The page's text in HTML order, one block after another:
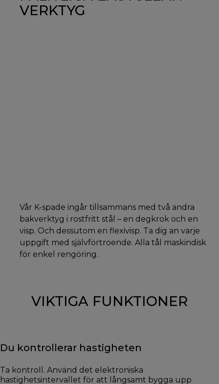
VERKTYG
Vår K-spade ingår tillsammans med två andra
bakverktyg i rostfritt stål – en degkrok och en
visp. Och dessutom en flexivisp. Ta dig an varje
uppgift med självförtroende. Alla tål maskindisk
för enkel rengöring.
VIKTIGA FUNKTIONER
Du kontrollerar hastigheten
Ta kontroll. Använd det elektroniska
hastighetsintervallet för att långsamt bygga upp